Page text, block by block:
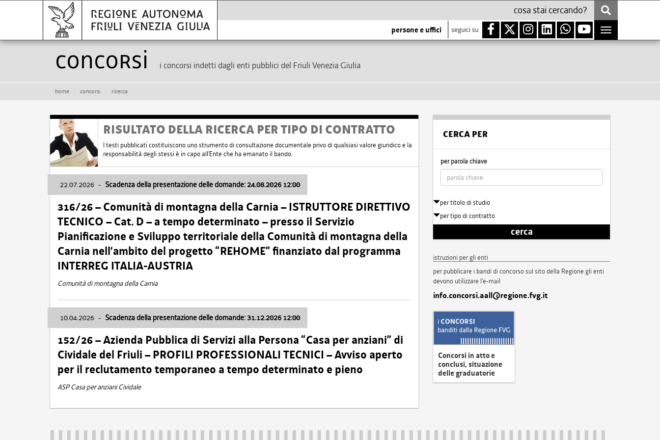
persone e uffici seguici su
Toggle
navigation
Concorsi i concorsi indetti dagli enti pubblici del Friuli Venezia Giulia
home concorsi ricerca
RISULTATO DELLA RICERCA PER TIPO DI CONTRATTO
I testi pubblicati costituiscono uno strumento di consultazione documentale privo di qualsiasi valore giuridico e la
responsabilità degli stessi è in capo all'Ente che ha emanato il bando.
22.07.2026 - Scadenza della presentazione delle domande: 24.08.2026 12:00
316/26 – Comunità di montagna della Carnia – ISTRUTTORE DIRETTIVO
TECNICO – Cat. D – a tempo determinato – presso il Servizio
Pianificazione e Sviluppo territoriale della Comunità di montagna della
Carnia nell’ambito del progetto “REHOME” finanziato dal programma
INTERREG ITALIA-AUSTRIA
Comunità di montagna della Carnia
10.04.2026 - Scadenza della presentazione delle domande: 31.12.2026 12:00
152/26 – Azienda Pubblica di Servizi alla Persona “Casa per anziani” di
Cividale del Friuli – PROFILI PROFESSIONALI TECNICI – Avviso aperto
per il reclutamento temporaneo a tempo determinato e pieno
ASP Casa per anziani Cividale
CERCA PER
per parola chiave
per titolo di studio
per tipo di contratto
cerca
istruzioni per gli enti
per pubblicare i bandi di concorso sul sito della Regione gli enti
devono utilizzare l'e-mail
info.concorsi.aall@regione.fvg.it
Concorsi in atto e
conclusi, situazione
delle graduatorie